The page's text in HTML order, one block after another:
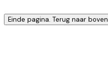
Einde pagina. Terug naar boven